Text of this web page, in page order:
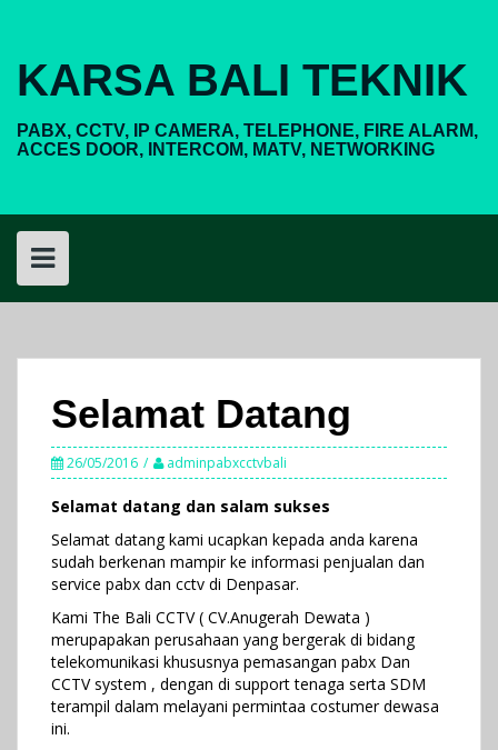
KARSA BALI TEKNIK
PABX, CCTV, IP CAMERA, TELEPHONE, FIRE ALARM,
ACCES DOOR, INTERCOM, MATV, NETWORKING
Selamat Datang
26/05/2016 adminpabxcctvbali
Selamat datang dan salam sukses
Selamat datang kami ucapkan kepada anda karena
sudah berkenan mampir ke informasi penjualan dan
service pabx dan cctv di Denpasar.
Kami The Bali CCTV ( CV.Anugerah Dewata )
merupapakan perusahaan yang bergerak di bidang
telekomunikasi khususnya pemasangan pabx Dan
CCTV system , dengan di support tenaga serta SDM
terampil dalam melayani permintaa costumer dewasa
ini.